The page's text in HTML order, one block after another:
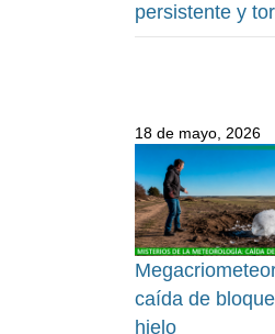
persistente y
18 de mayo, 2026
caída de
hielo